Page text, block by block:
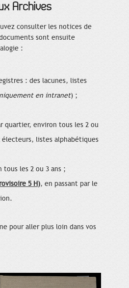
Archives
consulter les notices de
sont ensuite
:
: des lacunes, listes
en intranet) ;
quartier, environ tous les 2 ou
électeurs, listes alphabétiques
tous les 2 ou 3 ans ;
5 H), en passant par le
pour aller plus loin dans vos